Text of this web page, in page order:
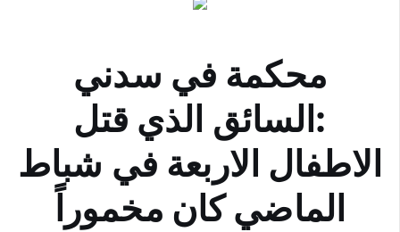
محكمة في سدني
:السائق الذي قتل
الاطفال الاربعة في شباط
الماضي كان مخموراً